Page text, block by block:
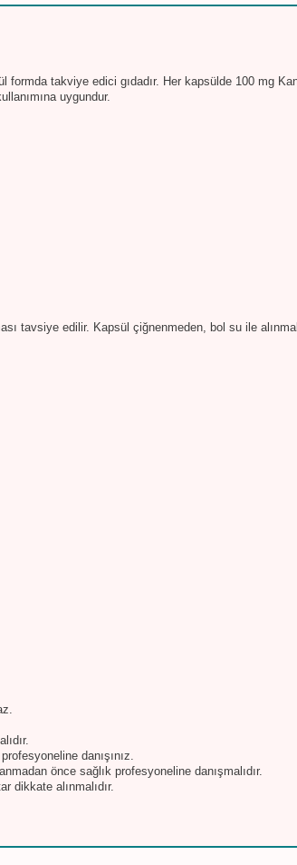
takviye edici gıdadır. Her kapsülde 100 mg
uygundur.
tavsiye edilir. Kapsül çiğnenmeden, bol su ile
danışınız.
önce sağlık profesyoneline danışmalıdır.
dikkate alınmalıdır.